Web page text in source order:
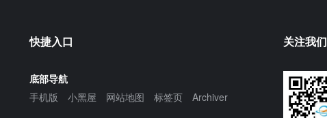
快捷入口
底部导航
手机版
小黑屋 网站地图 标签页
Archiver
关注我们